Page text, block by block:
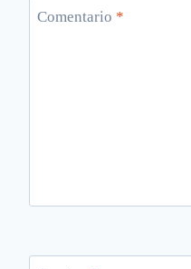
Comentario *